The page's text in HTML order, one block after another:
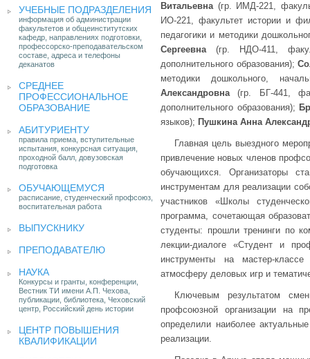
УЧЕБНЫЕ ПОДРАЗДЕЛЕНИЯ
информация об администрации
факультетов и общеинститутских
кафедр, направлениях подготовки,
профессорско-преподавательском
составе, адреса и телефоны
деканатов
СРЕДНЕЕ
ПРОФЕССИОНАЛЬНОЕ
ОБРАЗОВАНИЕ
АБИТУРИЕНТУ
правила приема, вступительные
испытания, конкурсная ситуация,
проходной балл, довузовская
подготовка
ОБУЧАЮЩЕМУСЯ
расписание, студенческий профсоюз,
воспитательная работа
ВЫПУСКНИКУ
ПРЕПОДАВАТЕЛЮ
НАУКА
Конкурсы и гранты, конференции,
Вестник ТИ имени А.П. Чехова,
публикации, библиотека, Чеховский
центр, Российский день истории
ЦЕНТР ПОВЫШЕНИЯ
КВАЛИФИКАЦИИ
Витальевна(гр. ИМД-221,
ИО-221, факультет истории и
педагогики и методики
Сергеевна(гр. НДО-411,
дополнительного образования);
методики дошкольного,
Александровна(гр. БГ-441,
дополнительного образования);
языков); Пушкина Анна
Главная цель выездного
привлечение новых членов
обучающихся. Организаторы
инструментам для реализации
участников «Школы
программа, сочетающая
студенты: прошли тренинги по
лекции-диалоге «Студент и
инструменты на мастер-
атмосферу деловых игр и
Ключевым результатом
профсоюзной организации на
определили наиболее
реализации.